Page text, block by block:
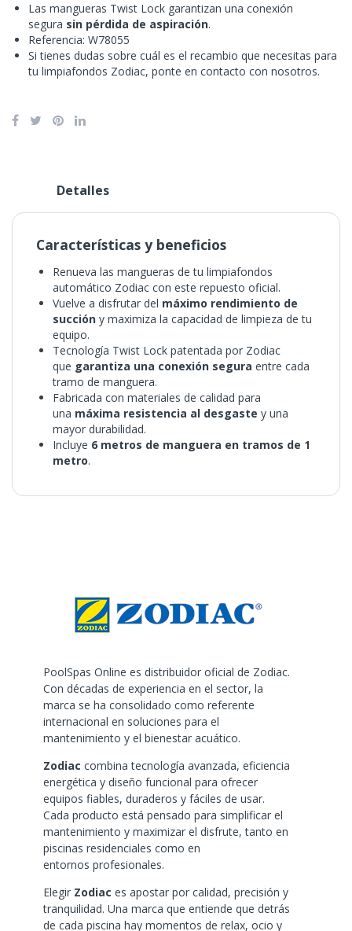
Las mangueras Twist Lock garantizan una conexión
segura sin pérdida de aspiración.
Referencia: W78055
Si tienes dudas sobre cuál es el recambio que necesitas para
tu limpiafondos Zodiac, ponte en contacto con nosotros.
Detalles
Características y beneficios
Renueva las mangueras de tu limpiafondos
automático Zodiac con este repuesto oficial.
Vuelve a disfrutar del máximo rendimiento de
succión y maximiza la capacidad de limpieza de tu
equipo.
Tecnología Twist Lock patentada por Zodiac
que garantiza una conexión segura entre cada
tramo de manguera.
Fabricada con materiales de calidad para
una máxima resistencia al desgaste y una
mayor durabilidad.
Incluye 6 metros de manguera en tramos de 1
metro.
PoolSpas Online es distribuidor oficial de Zodiac.
Con décadas de experiencia en el sector, la
marca se ha consolidado como referente
internacional en soluciones para el
mantenimiento y el bienestar acuático.
Zodiac combina tecnología avanzada, eficiencia
energética y diseño funcional para ofrecer
equipos fiables, duraderos y fáciles de usar.
Cada producto está pensado para simplificar el
mantenimiento y maximizar el disfrute, tanto en
piscinas residenciales como en
entornos profesionales.
Elegir Zodiac es apostar por calidad, precisión y
tranquilidad. Una marca que entiende que detrás
de cada piscina hay momentos de relax, ocio y